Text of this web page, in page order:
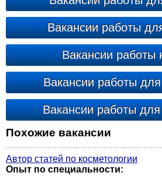
Вакансии работы
Вакансии работы
Вакансии работы для
Вакансии работы
Похожие вакансии
Автор статей по косметологии
Опыт по специальности: